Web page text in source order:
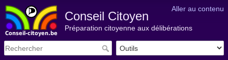
Aller au contenu
Conseil Citoyen
Préparation citoyenne aux délibérations